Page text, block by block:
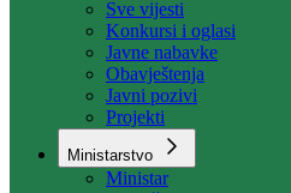
Aktuelno
Sve vijesti
Konkursi i oglasi
Javne nabavke
Obavještenja
Javni pozivi
Projekti